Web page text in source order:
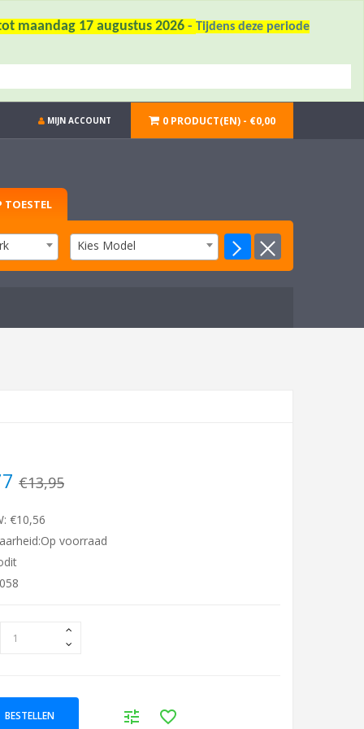
maandag 17 augustus 2026 - Tijdens deze periode
MIJN ACCOUNT 0 PRODUCT(EN) - €0,00
TOESTEL
Kies Model
€13,95
€10,56
voorraad
BESTELLEN